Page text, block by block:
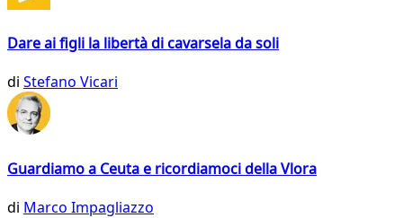
Dare ai figli la libertà di cavarsela da soli
di Stefano Vicari
Guardiamo a Ceuta e ricordiamoci della Vlora
di Marco Impagliazzo